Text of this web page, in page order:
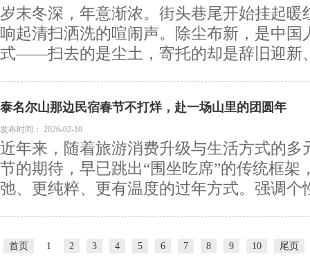
岁末冬深，年意渐浓。街头巷尾开始挂起暖
响起清扫洒洗的喧闹声。除尘布新，是中国
式——扫去的是尘土，寄托的却是辞旧迎新
泰名尔山那边民宿春节不打烊，赴一场山里的团圆年
发布时间： 2026-02-10
近年来，随着旅游消费升级与生活方式的多
节的期待，早已跳出“围坐吃席”的传统框架
弛、更纯粹、更有温度的过年方式。强调个
首页 1 2 3 4 5 6 7 8 9 10 尾页